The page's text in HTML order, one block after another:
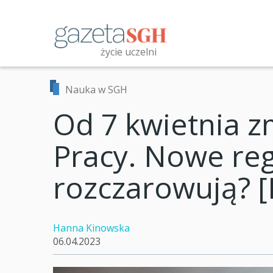
życie uczelni
Przeszukaj witrynę
Nauka w SGH
Od 7 kwietnia
Pracy. Nowe
rozczarowują?
Hanna Kinowska
06.04.2023